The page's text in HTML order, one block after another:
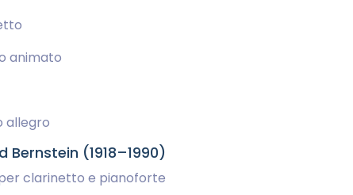
animato
allegro
Bernstein (1918–1990)
clarinetto e pianoforte